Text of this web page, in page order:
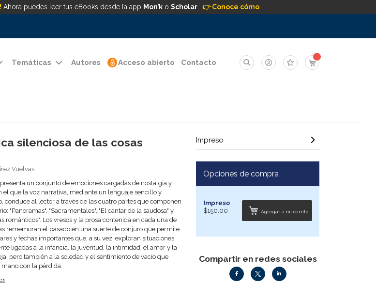
Ahora puedes leer tus eBooks desde la app Mon’k oScholar 👉 Conoce cómo
Temáticas Autores Acceso abierto Contacto Mi carrito
silenciosa de las cosas
Vuelvas
un conjunto de emociones cargadas de nostalgia y
el que la voz narrativa, mediante un lenguaje sencillo y
conduce al lector a través de las cuatro partes que componen
"Panoramas", "Sacramentales", "El cantar de la saudosa" y
románticos". Los vresos y la prosa contenida en cada una de
rememoran el pasado en una suerte de conjuro que permite
y fechas importantes que, a su vez, exploran situaciones
ligadas a la infancia, la juventud, la intimidad, el amor y la
pero también a la soledad y el sentimiento de vacío que
con la pérdida.
Impreso
Opciones de compra
Impreso
$150.00
Agregar a mi carrito
Compartir en redes sociales